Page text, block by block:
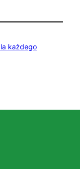
każdego